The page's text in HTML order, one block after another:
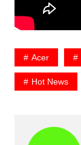
Acer
Hot News